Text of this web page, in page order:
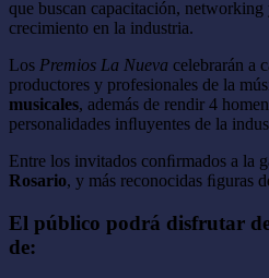
que buscan capacitación, networking
crecimiento en la industria.
Los Premios La Nueva celebrarán a
productores y profesionales de la
musicales, además de rendir 4
personalidades inﬂuyentes de la
Entre los invitados conﬁrmados a la
Rosario, y más reconocidas ﬁguras
El público podrá disfrutar
de: